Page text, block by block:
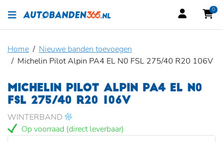
0
Home
Nieuwe banden toevoegen
Michelin Pilot Alpin PA4 EL N0 FSL 275/40 R20 106V
MICHELIN PILOT ALPIN PA4 EL N0
FSL 275/40 R20 106V
WINTERBAND
Op voorraad (direct leverbaar)